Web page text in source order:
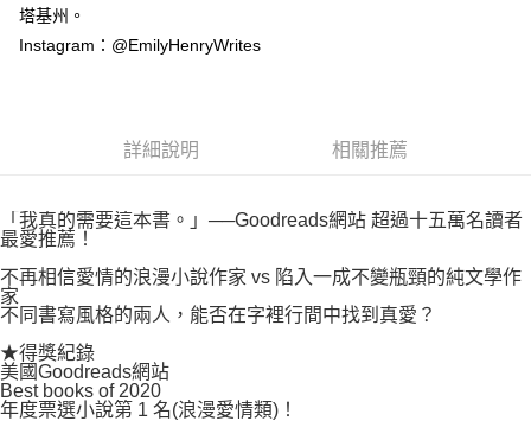
是否繳費成功／繳費後需取消欲退款等相關疑問，請聯繫「AFTEE先享後付
權轉讓予恩沛科技股份有限公司。
２．關於個人資料處理事宜，請瀏覽以下網址：
「AFTEE先享後付」，若未經同意申辦者引起之損失，本公司不負相關責
任。
４．使用「AFTEE先享後付」時，將依據個別帳號之用戶狀況，依本公司即
時審查核予不同之上限額度；若仍有額度不足之情形，本公司將視審查結果
請求用戶進行身份認證。
恩沛科技股份有限公司將有權停止該用戶之使用額度並採取法律行動。
每筆NT$80，滿NT$500(含以上)免運費
付款後7-11取貨
宅配
每筆NT$100，滿NT$800(含以上)免運費
塔基州。
Instagram：@EmilyHenryWrites
詳細說明 相關推薦
「我真的需要這本書。」──Goodreads網站 超過十五萬名讀者
最愛推薦！
不再相信愛情的浪漫小說作家 vs 陷入一成不變瓶頸的純文學作
家
不同書寫風格的兩人，能否在字裡行間中找到真愛？
★得獎紀錄
美國Goodreads網站
Best books of 2020
年度票選小說第 1 名(浪漫愛情類)！